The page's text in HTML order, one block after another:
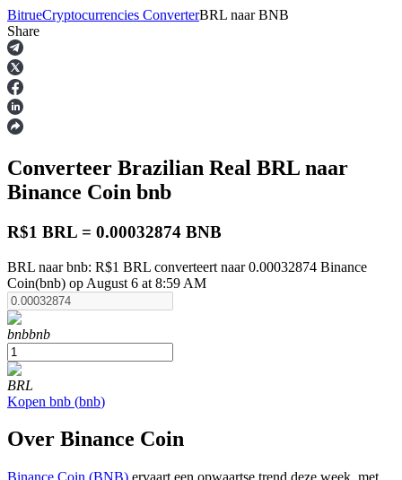
Termijncontracten
USDT-futures
Futures met USDT als onderpand
BitrueCryptocurrencies ConverterBRL naar BNB
Share
Converteer Brazilian Real BRL naar
Binance Coin bnb
R$1 BRL = 0.00032874 BNB
BRL naar bnb: R$1 BRL converteert naar 0.00032874 Binance
Coin(bnb) op August 6 at 8:59 AM
bnbbnb
BRL
Kopen bnb (bnb)
Over Binance Coin